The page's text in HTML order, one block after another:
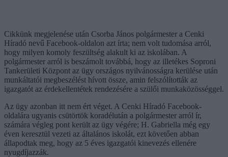
Cikkünk megjelenése után Csorba János polgármester a Cenki
Híradó nevű Facebook-oldalon azt írta; nem volt tudomása arról,
hogy milyen komoly feszültség alakult ki az iskolában. A
polgármester arról is beszámolt továbbá, hogy az illetékes Soproni
Tankerületi Központ az ügy országos nyilvánosságra kerülése után
munkáltatói megbeszélést hívott össze, amin felszólították az
igazgatót az érdekellentétek rendezésére a szülői munkaközösséggel.
Az ügy azonban itt nem ért véget. A Cenki Híradó Facebook-
oldalára ugyanis csütörtök koradélután a polgármester arról ír,
számára végleg pont került az ügy végére; H. Gabriella még egy
éven keresztül vezeti az általános iskolát, ezt követően abban
állapodtak meg, hogy az 5 éves igazgatói kinevezés ellenére
nyugdíjazzák.